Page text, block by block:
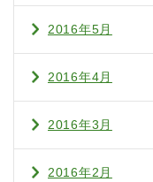
2016年5月
2016年4月
2016年3月
2016年2月